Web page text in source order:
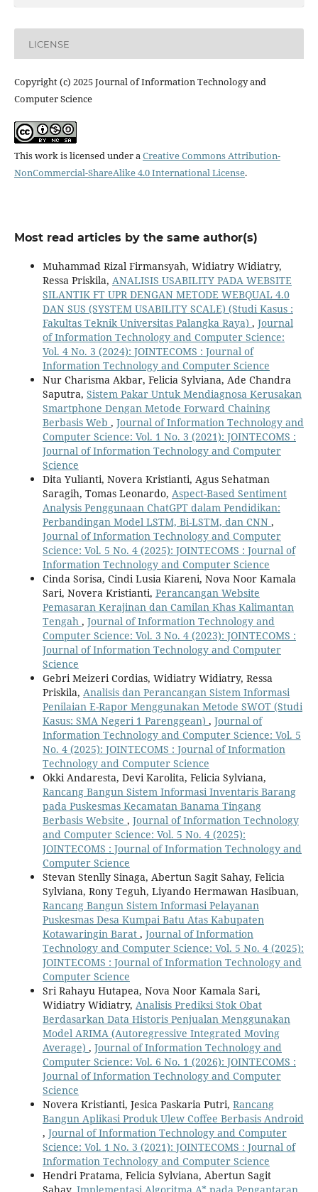
LICENSE
Copyright (c) 2025 Journal of Information Technology and
Computer Science
This work is licensed under aCreative Commons Attribution-
NonCommercial-ShareAlike 4.0 International License.
Most read articles by the same author(s)
Muhammad Rizal Firmansyah, Widiatry Widiatry,
Ressa Priskila, ANALISIS USABILITY PADA WEBSITE
SILANTIK FT UPR DENGAN METODE WEBQUAL 4.0
DAN SUS (SYSTEM USABILITY SCALE) (Studi Kasus :
Fakultas Teknik Universitas Palangka Raya) , Journal
of Information Technology and Computer Science:
Vol. 4 No. 3 (2024): JOINTECOMS : Journal of
Information Technology and Computer Science
Nur Charisma Akbar, Felicia Sylviana, Ade Chandra
Saputra, Sistem Pakar Untuk Mendiagnosa Kerusakan
Smartphone Dengan Metode Forward Chaining
Berbasis Web , Journal of Information Technology and
Computer Science: Vol. 1 No. 3 (2021): JOINTECOMS :
Journal of Information Technology and Computer
Science
Dita Yulianti, Novera Kristianti, Agus Sehatman
Saragih, Tomas Leonardo, Aspect-Based Sentiment
Analysis Penggunaan ChatGPT dalam Pendidikan:
Perbandingan Model LSTM, Bi-LSTM, dan CNN ,
Journal of Information Technology and Computer
Science: Vol. 5 No. 4 (2025): JOINTECOMS : Journal of
Information Technology and Computer Science
Cinda Sorisa, Cindi Lusia Kiareni, Nova Noor Kamala
Sari, Novera Kristianti, Perancangan Website
Pemasaran Kerajinan dan Camilan Khas Kalimantan
Tengah , Journal of Information Technology and
Computer Science: Vol. 3 No. 4 (2023): JOINTECOMS :
Journal of Information Technology and Computer
Science
Gebri Meizeri Cordias, Widiatry Widiatry, Ressa
Priskila, Analisis dan Perancangan Sistem Informasi
Penilaian E-Rapor Menggunakan Metode SWOT (Studi
Kasus: SMA Negeri 1 Parenggean) , Journal of
Information Technology and Computer Science: Vol. 5
No. 4 (2025): JOINTECOMS : Journal of Information
Technology and Computer Science
Okki Andaresta, Devi Karolita, Felicia Sylviana,
Rancang Bangun Sistem Informasi Inventaris Barang
pada Puskesmas Kecamatan Banama Tingang
Berbasis Website , Journal of Information Technology
and Computer Science: Vol. 5 No. 4 (2025):
JOINTECOMS : Journal of Information Technology and
Computer Science
Stevan Stenlly Sinaga, Abertun Sagit Sahay, Felicia
Sylviana, Rony Teguh, Liyando Hermawan Hasibuan,
Rancang Bangun Sistem Informasi Pelayanan
Puskesmas Desa Kumpai Batu Atas Kabupaten
Kotawaringin Barat , Journal of Information
Technology and Computer Science: Vol. 5 No. 4 (2025):
JOINTECOMS : Journal of Information Technology and
Computer Science
Sri Rahayu Hutapea, Nova Noor Kamala Sari,
Widiatry Widiatry, Analisis Prediksi Stok Obat
Berdasarkan Data Historis Penjualan Menggunakan
Model ARIMA (Autoregressive Integrated Moving
Average) , Journal of Information Technology and
Computer Science: Vol. 6 No. 1 (2026): JOINTECOMS :
Journal of Information Technology and Computer
Science
Novera Kristianti, Jesica Paskaria Putri, Rancang
Bangun Aplikasi Produk Ulew Coffee Berbasis Android
, Journal of Information Technology and Computer
Science: Vol. 1 No. 3 (2021): JOINTECOMS : Journal of
Information Technology and Computer Science
Hendri Pratama, Felicia Sylviana, Abertun Sagit